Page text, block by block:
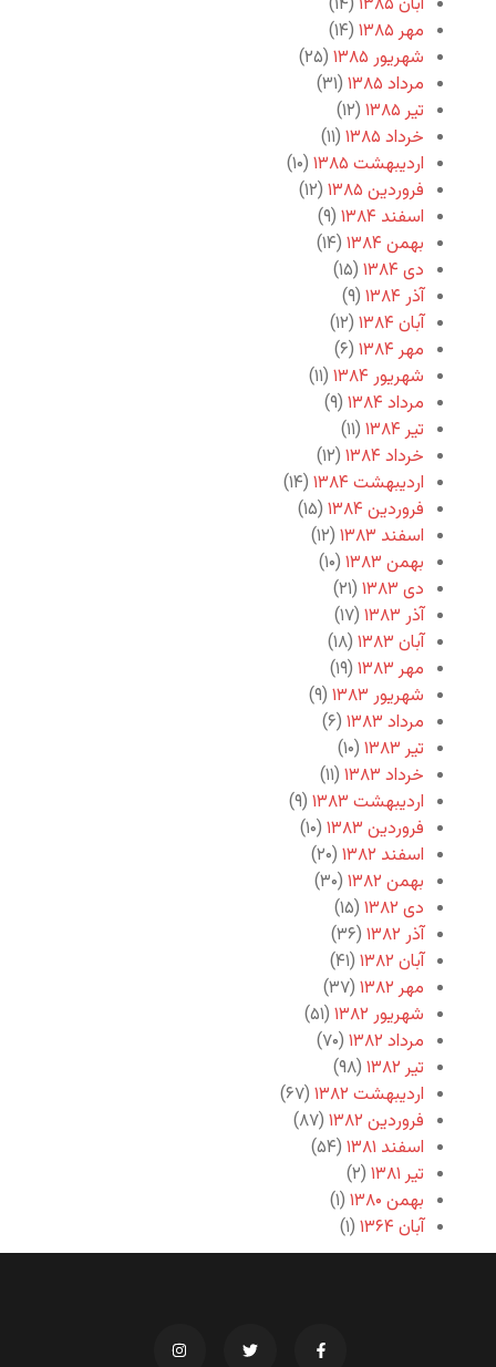
مهر ۱۳۸۵
(۱۴)
شهریور ۱۳۸۵
(۲۵)
مرداد ۱۳۸۵
(۳۱)
تیر ۱۳۸۵
(۱۲)
خرداد ۱۳۸۵
(۱۱)
اردیبهشت ۱۳۸۵
(۱۰)
فروردین ۱۳۸۵
(۱۲)
اسفند ۱۳۸۴
(۹)
بهمن ۱۳۸۴
(۱۴)
دی ۱۳۸۴
(۱۵)
آذر ۱۳۸۴
(۹)
آبان ۱۳۸۴
(۱۲)
مهر ۱۳۸۴
(۶)
شهریور ۱۳۸۴
(۱۱)
مرداد ۱۳۸۴
(۹)
تیر ۱۳۸۴
(۱۱)
خرداد ۱۳۸۴
(۱۲)
اردیبهشت ۱۳۸۴
(۱۴)
فروردین ۱۳۸۴
(۱۵)
اسفند ۱۳۸۳
(۱۲)
بهمن ۱۳۸۳
(۱۰)
دی ۱۳۸۳
(۲۱)
آذر ۱۳۸۳
(۱۷)
آبان ۱۳۸۳
(۱۸)
مهر ۱۳۸۳
(۱۹)
شهریور ۱۳۸۳
(۹)
مرداد ۱۳۸۳
(۶)
تیر ۱۳۸۳
(۱۰)
خرداد ۱۳۸۳
(۱۱)
اردیبهشت ۱۳۸۳
(۹)
فروردین ۱۳۸۳
(۱۰)
اسفند ۱۳۸۲
(۲۰)
بهمن ۱۳۸۲
(۳۰)
دی ۱۳۸۲
(۱۵)
آذر ۱۳۸۲
(۳۶)
آبان ۱۳۸۲
(۴۱)
مهر ۱۳۸۲
(۳۷)
شهریور ۱۳۸۲
(۵۱)
مرداد ۱۳۸۲
(۷۰)
تیر ۱۳۸۲
(۹۸)
اردیبهشت ۱۳۸۲
(۶۷)
فروردین ۱۳۸۲
(۸۷)
اسفند ۱۳۸۱
(۵۴)
تیر ۱۳۸۱
(۲)
بهمن ۱۳۸۰
(۱)
آبان ۱۳۶۴
(۱)